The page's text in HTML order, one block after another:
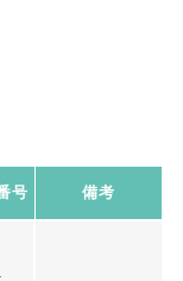
号 備考